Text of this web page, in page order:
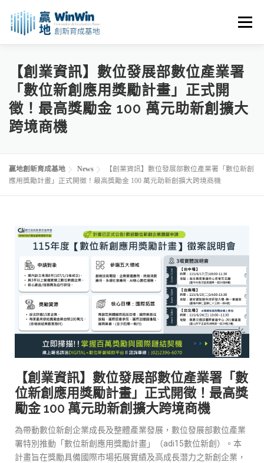
選單
關於我們 最新消息 創業資源 創業諮詢
進駐申請 活動花絮 空間租用
【創業資訊】數位發展部數位產業署
「數位新創應用獎勵計畫」正式開
徵！最高獎勵金 100 萬元助新創擴大
跨境商機
贏地創新育成基地 News
【創業資訊】數位發展部數位產業署「數位新創
應用獎勵計畫」正式開徵！最高獎勵金 100 萬元助新創擴大跨境商機
【創業資訊】數位發展部數位產業署「數
位新創應用獎勵計畫」正式開徵！最高獎
勵金 100 萬元助新創擴大跨境商機
為帶動數位新創企業成長及整體產業發展，數位發展部數位產業
署特別推動「數位新創應用獎勵計畫」（adi15數位新創）。本
計畫旨在獎勵具備國際市場拓展實績及高成長潛力之新創企業，